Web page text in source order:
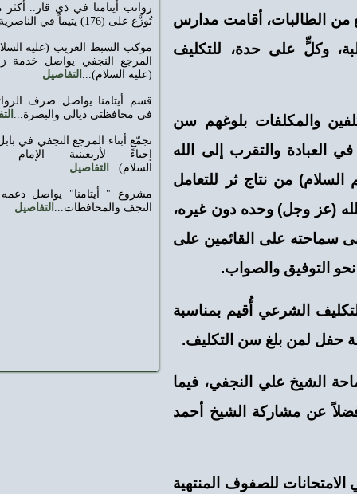
أقامت ‌‏مدارس
‌‏للتكليف
بلوغهم سن
إلى الله
ثر للتعامل
دون غيره،
على
‌‏بمناسبة
سن ‌‏التكليف.
فيما
الشيخ أحمد
‌‏المنتهية
رواتب أيتامنا في ذي قار.. أكثر من (8) ملايين دينار
تُوزَّع على (176) يتيماً في الناصرية...
التفاصيل
موكب السبط الغريب (عليه السلام) التابع لتجمّع أبناء
المرجع ‏النجفي يواصل خدمة زوار الإمام الحسين
التفاصيل
قسم أيتامنا يواصل صرف الرواتب الشهرية للأيتام
في محافظتي ديالى والبصرة...التفاصيل
تجمّع أبناء المرجع النجفي في بابل يقيم مجالس عزاء
إحياءً ‏لأربعينية الإمام الحسين (عليه
مشروع " أيتامنا" يواصل دعمه لـ 5143 يتيمًا في
النجف والمحافظات...
التفاصيل